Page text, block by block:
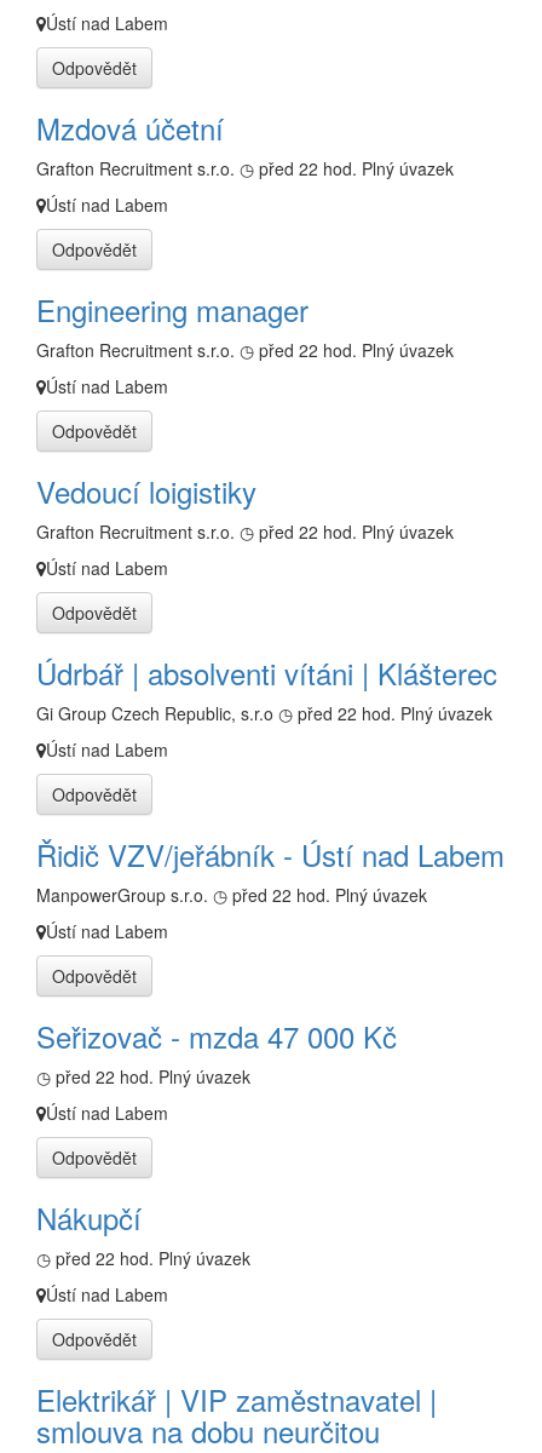
Ústí nad Labem
Odpovědět
Mzdová účetní
Grafton Recruitment s.r.o. ◷ před 22 hod. Plný úvazek
Ústí nad Labem
Odpovědět
Engineering manager
Grafton Recruitment s.r.o. ◷ před 22 hod. Plný úvazek
Ústí nad Labem
Odpovědět
Vedoucí loigistiky
Grafton Recruitment s.r.o. ◷ před 22 hod. Plný úvazek
Ústí nad Labem
Odpovědět
Údrbář | absolventi vítáni | Klášterec
Gi Group Czech Republic, s.r.o ◷ před 22 hod. Plný úvazek
Ústí nad Labem
Odpovědět
Řidič VZV/jeřábník - Ústí nad Labem
ManpowerGroup s.r.o. ◷ před 22 hod. Plný úvazek
Ústí nad Labem
Odpovědět
Seřizovač - mzda 47 000 Kč
◷ před 22 hod. Plný úvazek
Ústí nad Labem
Odpovědět
Nákupčí
◷ před 22 hod. Plný úvazek
Ústí nad Labem
Odpovědět
Elektrikář | VIP zaměstnavatel |
smlouva na dobu neurčitou